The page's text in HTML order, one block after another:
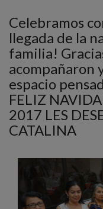
Celebramos
llegada de la
familia!
acompañaron
espacio
FELIZ
2017 LES
CATALINA